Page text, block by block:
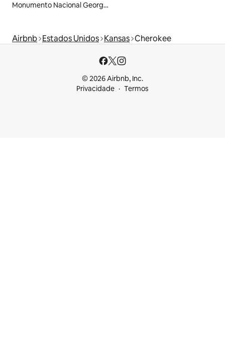
Monumento Nacional George Washington Carver
Airbnb Estados Unidos Kansas Cherokee
© 2026 Airbnb, Inc.
Privacidade
Termos